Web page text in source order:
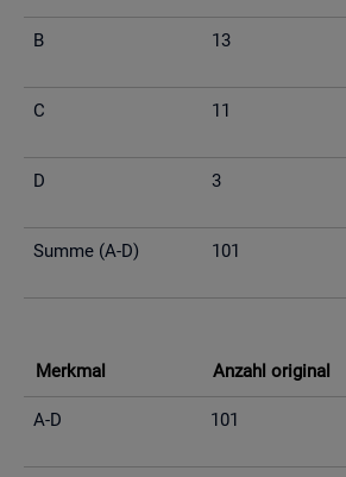
B 13
C 11
D 3
Summe (A-D) 101
Merk­mal An­zahl ori­gi­nal
A-D 101